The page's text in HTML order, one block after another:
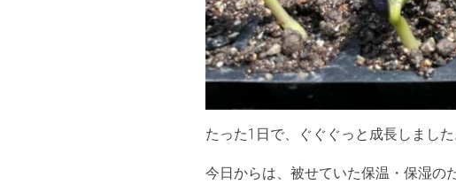
たった1日で、ぐぐぐっと成長しまし
今日からは、被せていた保温・保湿の